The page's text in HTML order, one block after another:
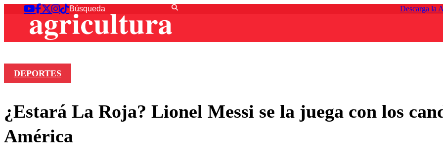
Descarga la
DEPORTES
¿Estará La Roja? Lionel Messi se la juega con los
América